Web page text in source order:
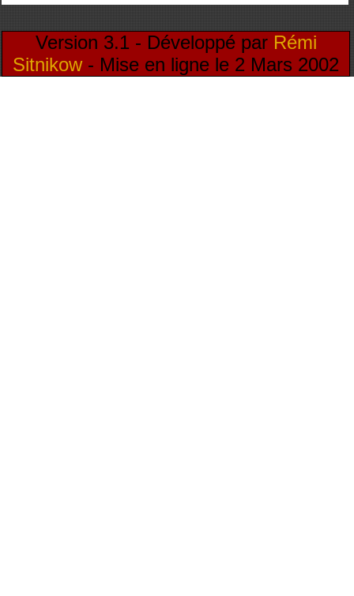
Version 3.1 - Développé par Rémi
Sitnikow- Mise en ligne le 2 Mars 2002